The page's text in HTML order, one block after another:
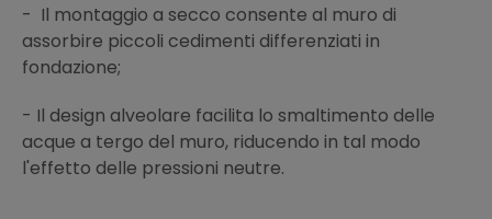
- Il montaggio a secco consente al muro di
assorbire piccoli cedimenti differenziati in
fondazione;
- Il design alveolare facilita lo smaltimento delle
acque a tergo del muro, riducendo in tal modo
l'effetto delle pressioni neutre.